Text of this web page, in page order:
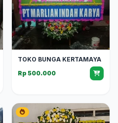
TOKO BUNGA KERTAMAYA
Rp 500.000